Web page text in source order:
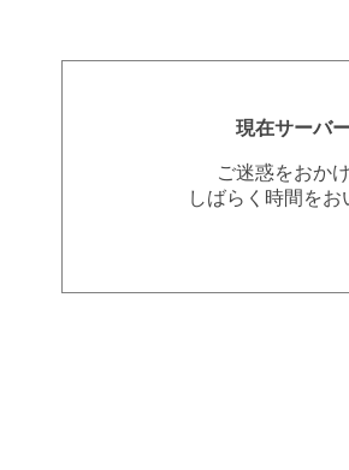
現在サーバ
ご迷惑をおか
しばらく時間を